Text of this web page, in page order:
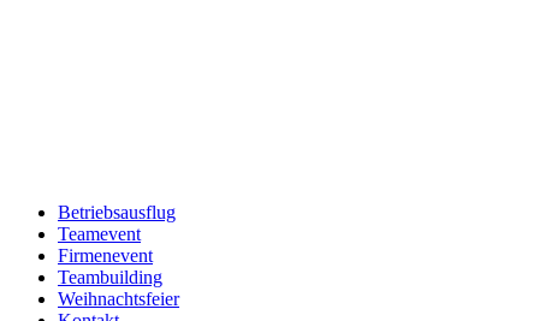
Betriebsausflug
Teamevent
Firmenevent
Teambuilding
Weihnachtsfeier